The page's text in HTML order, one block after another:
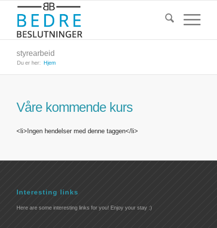
styrearbeid
Du er her: Hjem
Våre kommende kurs
<li>Ingen hendelser med denne taggen</li>
Interesting links
Here are some interesting links for you! Enjoy your stay :)